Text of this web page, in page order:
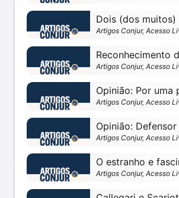
Artigos Conjur, Acesso
Artigos Conjur, Acesso
Artigos Conjur, Acesso
Artigos Conjur, Acesso
Artigos Conjur, Acesso